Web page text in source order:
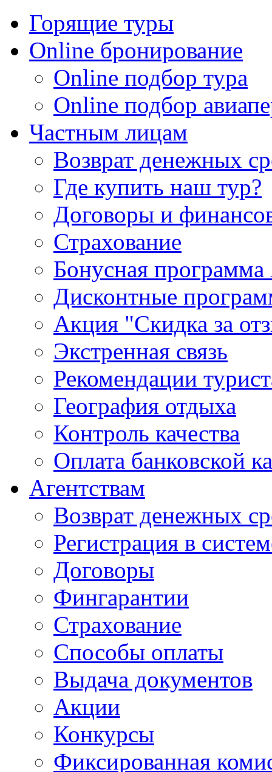
Горящие туры
Online бронирование
Online подбор тура
Online подбор
Частным лицам
Возврат денежных
Где купить наш тур?
Договоры и
Страхование
Бонусная
Дисконтные
Акция "Скидка за
Экстренная связь
Рекомендации
География отдыха
Контроль качества
Оплата банковской
Агентствам
Возврат денежных
Регистрация в
Договоры
Фингарантии
Страхование
Способы оплаты
Выдача документов
Акции
Конкурсы
Фиксированная